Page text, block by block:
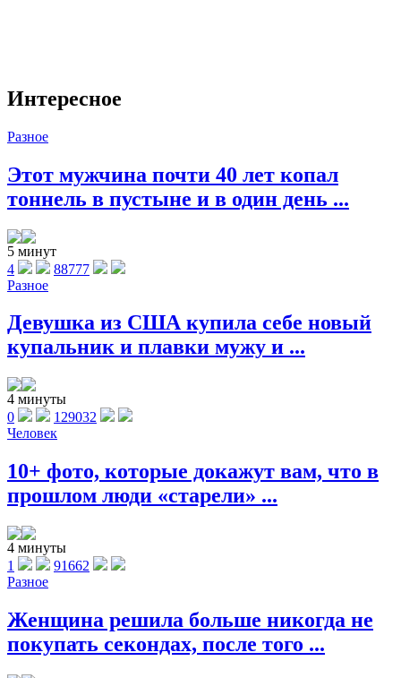
Интересное
Разное
Этот мужчина почти 40 лет копал
тоннель в пустыне и в один день ...
5 минут
4
88777
Разное
Девушка из США купила себе новый
купальник и плавки мужу и ...
4 минуты
0
129032
Человек
10+ фото, которые докажут вам, что в
прошлом люди «старели» ...
4 минуты
1
91662
Разное
Женщина решила больше никогда не
покупать секондах, после того ...